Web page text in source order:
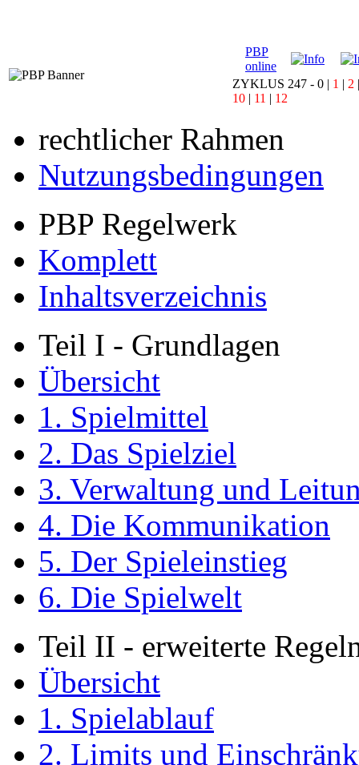
PBP
online
ZYKLUS 247 - 0 | 1 | 2
10 | 11 | 12
rechtlicher Rahmen
Nutzungsbedingungen
PBP Regelwerk
Komplett
Inhaltsverzeichnis
Teil I - Grundlagen
Übersicht
1. Spielmittel
2. Das Spielziel
3. Verwaltung und
4. Die Kommunikation
5. Der Spieleinstieg
6. Die Spielwelt
Teil II - erweiterte
Übersicht
1. Spielablauf
2. Limits und